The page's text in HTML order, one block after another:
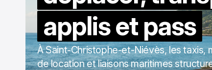
applis et pass
À Saint-Christophe-et-Niévès, les taxis,
de location et liaisons maritimes